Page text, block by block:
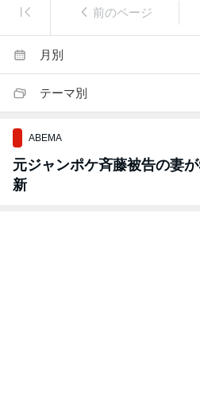
前のページ
月別
テーマ別
ABEMA
元ジャンポケ斉藤被告の妻
新